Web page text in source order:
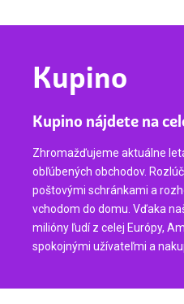
Kupino
Kupino nájdete na
Zhromažďujeme aktuálne
obľúbených obchodov.
poštovými schránkami a
vchodom do domu. Vďaka
milióny ľudí z celej Európy,
spokojnými užívateľmi a